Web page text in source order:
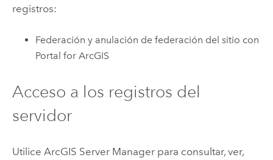
registros:
Federación y anulación de federación del sitio con
Portal for ArcGIS
Acceso a los registros del
servidor
Utilice ArcGIS Server Managerpara consultar, ver,